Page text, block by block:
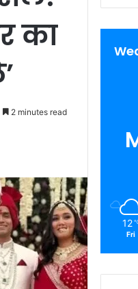
का
2 minutes read
12
Fri